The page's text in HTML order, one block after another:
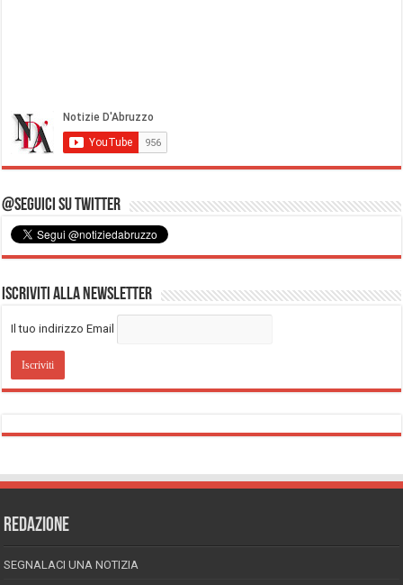
@Seguici su Twitter
Iscriviti alla Newsletter
Il tuo indirizzo Email
REDAZIONE
SEGNALACI UNA NOTIZIA